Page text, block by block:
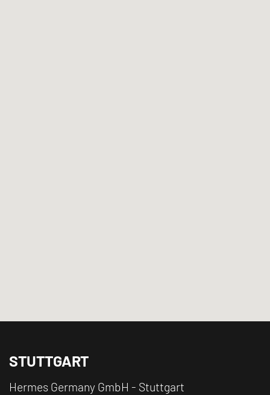
STUTTGART
Hermes Germany GmbH - Stuttgart